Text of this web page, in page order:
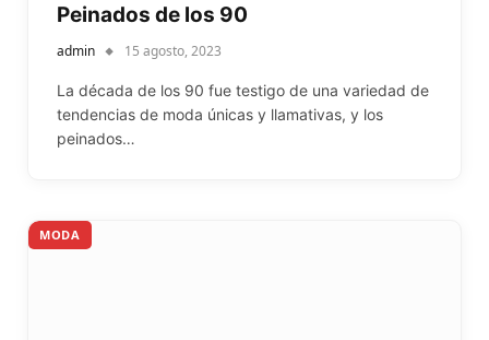
Peinados de los 90
admin 15 agosto, 2023
La década de los 90 fue testigo de una variedad de
tendencias de moda únicas y llamativas, y los
peinados…
MODA